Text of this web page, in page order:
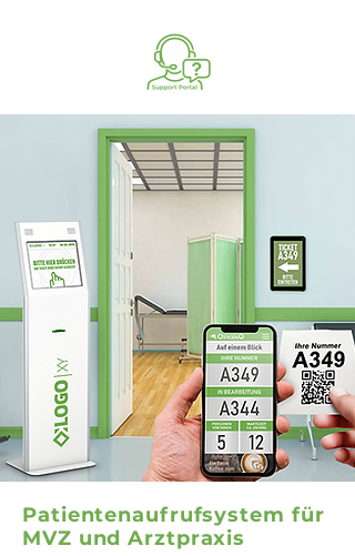
Patientenaufrufsystem für
MVZ und Arztpraxis